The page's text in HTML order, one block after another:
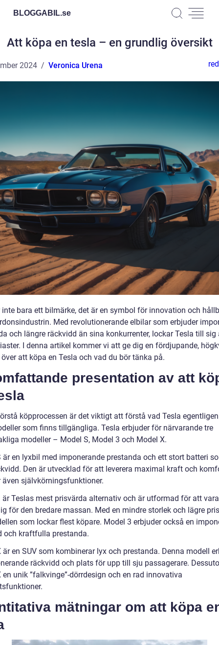
BLOGGABIL.se
Att köpa en tesla – en grundlig översikt
2024 Veronica Urena
inte bara ett bilmärke, det är en symbol för innovation och
Med revolutionerande elbilar som erbjuder
och längre räckvidd än sina konkurrenter, lockar Tesla till sig
I denna artikel kommer vi att ge dig en fördjupande,
att köpa en Tesla och vad du bör tänka på.
presentation av att
köpprocessen är det viktigt att förstå vad Tesla
som finns tillgängliga. Tesla erbjuder för närvarande tre
modeller – Model S, Model 3 och Model X.
är en lyxbil med imponerande prestanda och ett stort batteri
Den är utvecklad för att leverera maximal kraft och
även självkörningsfunktioner.
är Teslas mest prisvärda alternativ och är utformad för att
för den bredare massan. Med en mindre storlek och lägre
som lockar flest köpare. Model 3 erbjuder också en
och kraftfulla prestanda.
är en SUV som kombinerar lyx och prestanda. Denna modell
räckvidd och plats för upp till sju passagerare.
en unik ”falkvinge”-dörrdesign och en rad innovativa
mätningar om att köpa